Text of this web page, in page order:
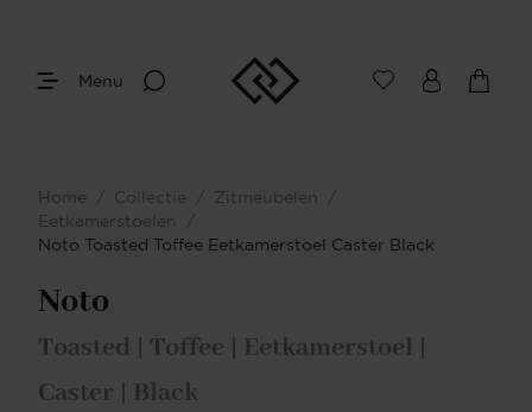
Menu
Home / Collectie / Zitmeubelen
/
Eetkamerstoelen
/
Noto Toasted Toffee Eetkamerstoel Caster Black
Noto
Toasted | Toffee | Eetkamerstoel |
Caster | Black